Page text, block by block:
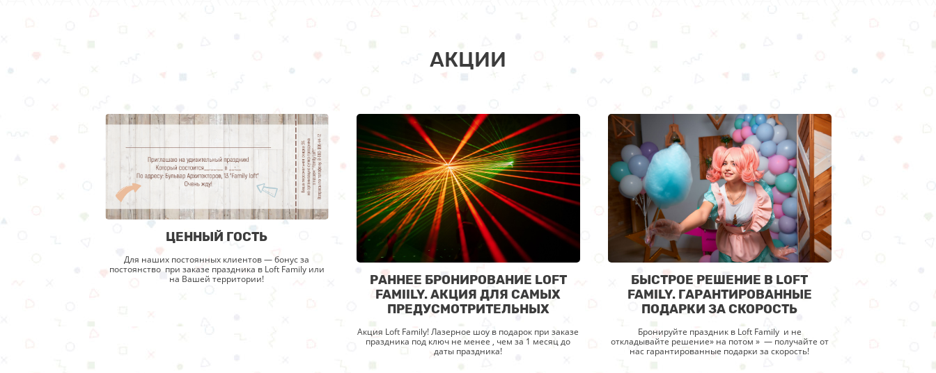
АКЦИИ
ЦЕННЫЙ ГОСТЬ
Для наших постоянных клиентов — бонус за
постоянство при заказе праздника в Loft Family или
на Вашей территории!
РАННЕЕ БРОНИРОВАНИЕ LOFT
FAMIILY. АКЦИЯ ДЛЯ САМЫХ
ПРЕДУСМОТРИТЕЛЬНЫХ
Акция Loft Family! Лазерное шоу в подарок при заказе
праздника под ключ не менее , чем за 1 месяц до
даты праздника!
БЫСТРОЕ РЕШЕНИЕ В LOFT
FAMILY. ГАРАНТИРОВАННЫЕ
ПОДАРКИ ЗА СКОРОСТЬ
Бронируйте праздник в Loft Family и не
откладывайте решение» на потом » — получайте от
нас гарантированные подарки за скорость!